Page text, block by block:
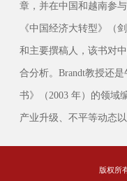
章，并在中国和越南参
《中国经济大转型》（
和主要撰稿人，该书对
合分析。Brandt教授还
书》（2003 年）的领域
产业升级、不平等动态
版权所